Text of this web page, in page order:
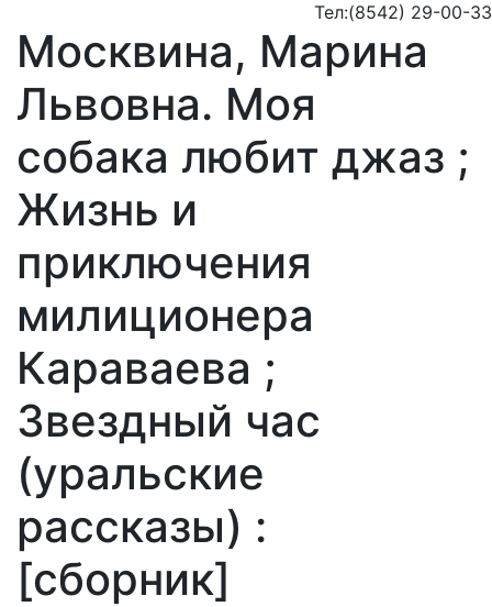
Тел:(8542) 29-00-33
Москвина, Марина
Львовна. Моя
собака любит джаз ;
Жизнь и
приключения
милиционера
Караваева ;
Звездный час
(уральские
рассказы) :
[сборник]